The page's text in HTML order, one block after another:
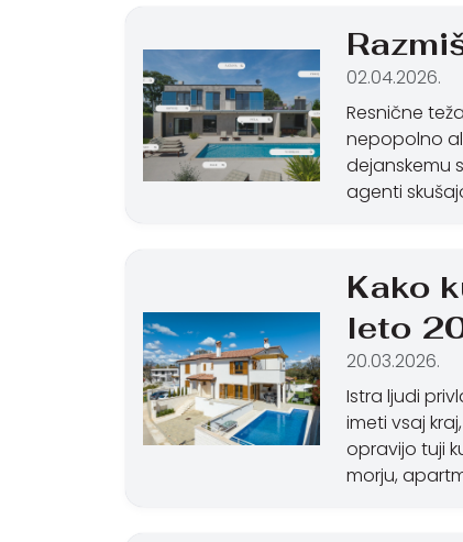
02.04.2026.
Resnične
nepopolno
dejanskemu
agenti
Kako
leto
20.03.2026.
Istra ljudi
imeti vsaj
opravijo tuji
morju,